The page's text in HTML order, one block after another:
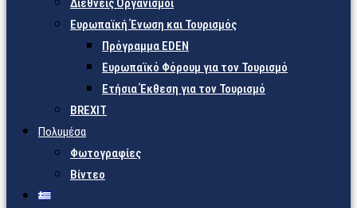
Διεθνείς Οργανισμοί
Ευρωπαϊκή Ένωση και Τουρισμός
Πρόγραμμα EDEN
Ευρωπαϊκό Φόρουμ για τον Τουρισμό
Ετήσια Έκθεση για τον Τουρισμό
BREXIT
Πολυμέσα
Φωτογραφίες
Βίντεο